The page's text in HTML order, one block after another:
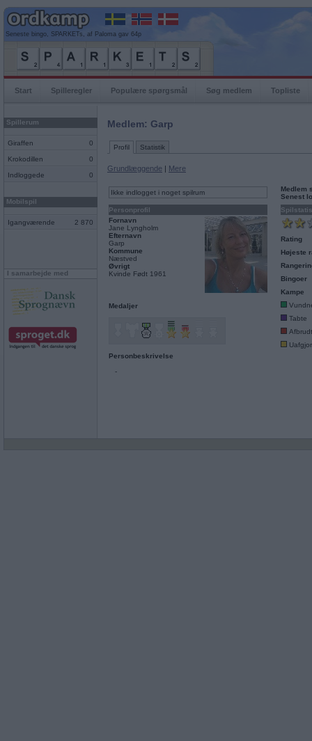
Seneste bingo, SPARKETs, af Paloma gav 64p
Start Spilleregler Populære spørgsmål Søg medlem Topliste
Spillerum
Giraffen 0
Krokodillen 0
Indloggede 0
Mobilspil
Igangværende 2 870
I samarbejde med
Medlem: Garp
Profil Statistik
Grundlæggende | Mere
Ikke indlogget i noget spilrum
Personprofil
Fornavn
Jane Lyngholm
Efternavn
Garp
Kommune
Næstved
Øvrigt
Kvinde Født 1961
Medaljer
Personbeskrivelse
-
Medlem
Senest
Rating
Højeste
Bingoer
Kampe
Tabte